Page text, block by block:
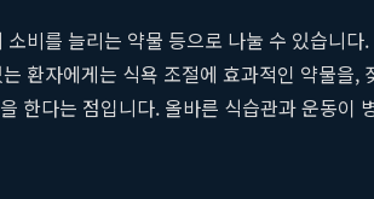
비를 늘리는 약물 등으로 나눌 수 있습니
환자에게는 식욕 조절에 효과적인 약물을
다는 점입니다. 올바른 식습관과 운동이